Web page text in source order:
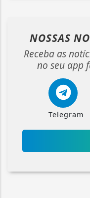
NOSSAS
Receba as
no seu app
Telegram